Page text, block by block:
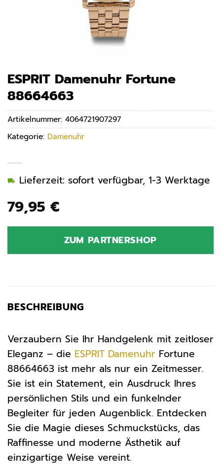
ESPRIT Damenuhr Fortune
88664663
79,95 €
Lieferzeit: sofort verfügbar, 1-3 Werktage
ZUM PARTNERSHOP
Artikelnummer: 4064721907297
Kategorie: Damenuhr
BESCHREIBUNG
Verzaubern Sie Ihr Handgelenk mit zeitloser
Eleganz – die ESPRIT Damenuhr Fortune
88664663 ist mehr als nur ein Zeitmesser.
Sie ist ein Statement, ein Ausdruck Ihres
persönlichen Stils und ein funkelnder
Begleiter für jeden Augenblick. Entdecken
Sie die Magie dieses Schmuckstücks, das
Raffinesse und moderne Ästhetik auf
einzigartige Weise vereint.